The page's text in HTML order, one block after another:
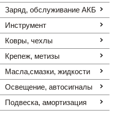
Заряд, обслуживание АКБ
Инструмент
Ковры, чехлы
Крепеж, метизы
Масла,смазки, жидкости
Освещение, автоcигналы
Подвеска, амортизация